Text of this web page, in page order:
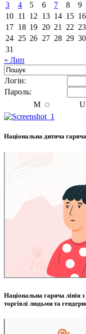
3
4 5 6 7 8
9
10 11 12 13 14 15 16
17 18 19 20 21 22 23
24 25 26 27 28 29 30
31
« Лип
Логiн:
Пароль:
M
U
Національна дитяча гаряча
Національна гаряча лінія
торгівлі людьми та